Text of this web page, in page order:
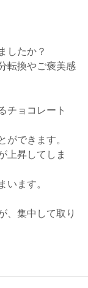
したか？
転換やご褒美感
チョコレート
ができます。
上昇してしま
います。
、集中して取り